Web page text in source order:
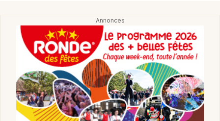
Sorties famille
Expos
Sorties & loisirs
Jazz dans le Territoire de Belfort
Toulouse
Toutes les villes